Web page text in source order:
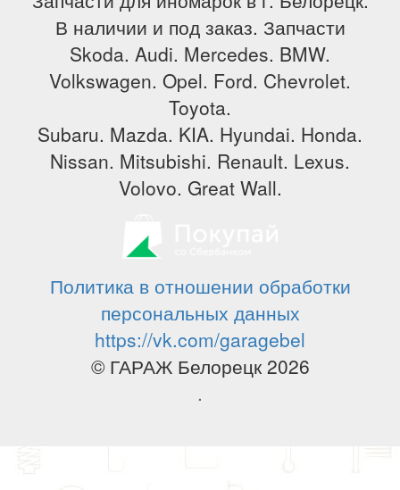
В наличии и под заказ. Запчасти
Skoda. Audi. Mercedes. BMW.
Volkswagen. Opel. Ford. Chevrolet.
Toyota.
Subaru. Mazda. KIA. Hyundai. Honda.
Nissan. Mitsubishi. Renault. Lexus.
Volovo. Great Wall.
Политика в отношении обработки
персональных данных
https://vk.com/garagebel
© ГАРАЖ Белорецк 2026
.